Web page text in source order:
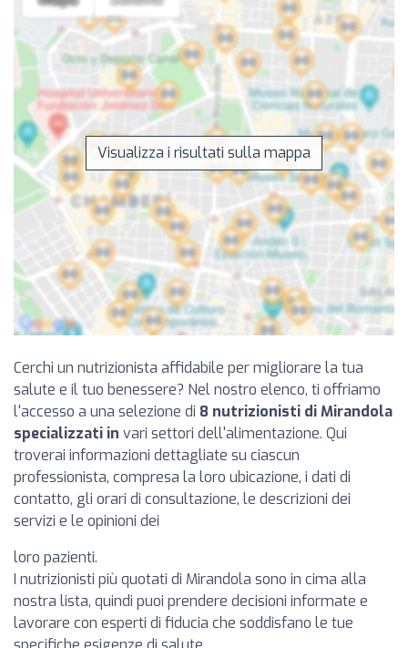
Visualizza i risultati sulla mappa
Cerchi un nutrizionista affidabile per migliorare la tua
salute e il tuo benessere? Nel nostro elenco, ti offriamo
l'accesso a una selezione di 8 nutrizionisti di Mirandola
specializzati in vari settori dell'alimentazione. Qui
troverai informazioni dettagliate su ciascun
professionista, compresa la loro ubicazione, i dati di
contatto, gli orari di consultazione, le descrizioni dei
servizi e le opinioni dei
loro pazienti.
I nutrizionisti più quotati di Mirandola sono in cima alla
nostra lista, quindi puoi prendere decisioni informate e
lavorare con esperti di fiducia che soddisfano le tue